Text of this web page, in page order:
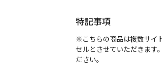
特記事項
※こちらの商品は複数サイ
セルとさせていただきます
ださい。